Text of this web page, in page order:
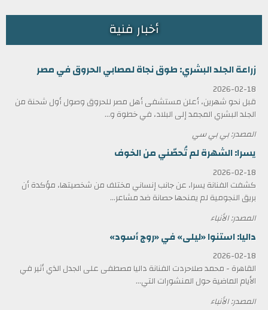
أخبار فنية
زراعة الجلد البشري: طوق نجاة لمصابي الحروق في مصر
2026-02-18
قبل نحو شهرين، أعلن مستشفى أهل مصر للحروق وصول أول شحنة من
الجلد البشري المجمد إلى البلاد، في خطوة و...
المصدر: بي بي سي
يسرا: الشهرة لم تُحصّني من الخوف
2026-02-18
كشفت الفنانة يسرا، عن جانب إنساني مختلف من شخصيتها، مؤكدة أن
بريق النجومية لم يمنحها حصانة ضد مشاعر...
المصدر: الأنباء
داليا: استنوا «ليلى» في «روج أسود»
2026-02-18
القاهرة - محمد صلاحردت الفنانة داليا مصطفى على الجدل الذي أثير في
الأيام الماضية حول المنشورات التي...
المصدر: الأنباء